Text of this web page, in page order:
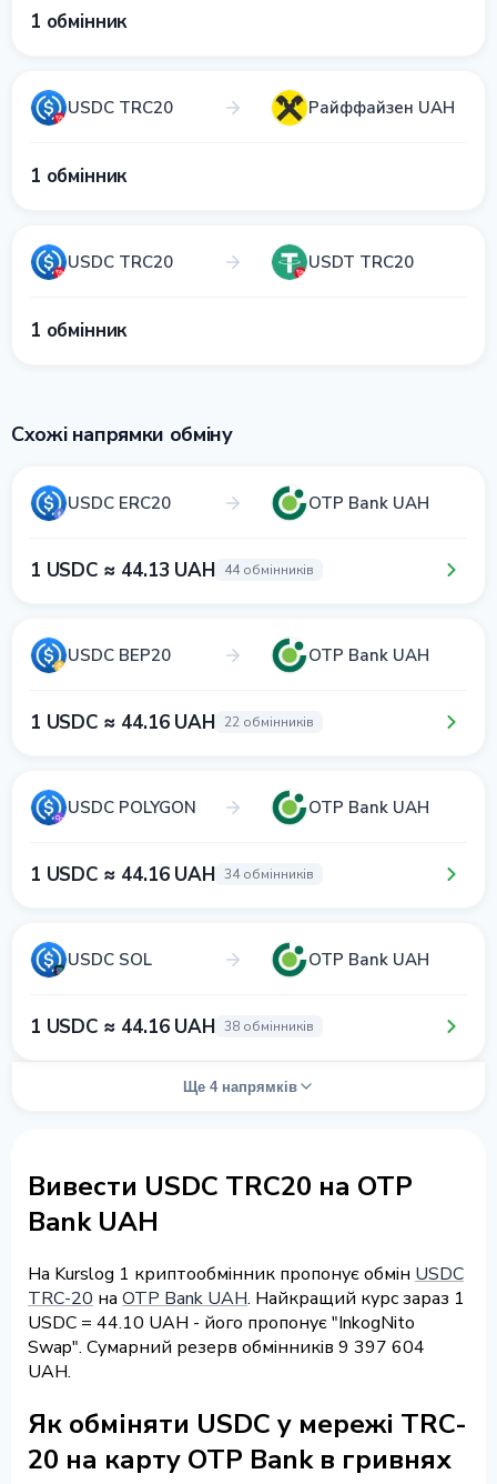
1 обмінник
USDC TRC20 Райффайзен UAH
1 обмінник
USDC TRC20 USDT TRC20
1 обмінник
Схожі напрямки обміну
USDC ERC20 OTP Bank UAH
1 USDC ≈ 44.13 UAH 44 обмінників
USDC BEP20 OTP Bank UAH
1 USDC ≈ 44.16 UAH 22 обмінників
USDC POLYGON OTP Bank UAH
1 USDC ≈ 44.16 UAH 34 обмінників
USDC SOL OTP Bank UAH
1 USDC ≈ 44.16 UAH 38 обмінників
Ще 4 напрямків
Вивести USDC TRC20 на OTP
Bank UAH
На Kurslog 1 криптообмінник пропонує обмін USDC
TRC-20 на OTP Bank UAH. Найкращий курс зараз 1
USDC = 44.10 UAH - його пропонує "InkogNito
Swap". Сумарний резерв обмінників 9 397 604
UAH.
Як обміняти USDC у мережі TRC-
20 на карту OTP Bank в гривнях